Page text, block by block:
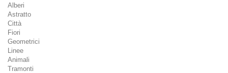
Alberi
Astratto
Città
Fiori
Geometrici
Linee
Animali
Tramonti